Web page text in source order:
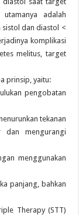
adalah
sistol dan diastol <
komplikasi
melitus, target
prinsip, yaitu:
pengobatan
tekanan
dan mengurangi
menggunakan
panjang, bahkan
Therapy (STT)